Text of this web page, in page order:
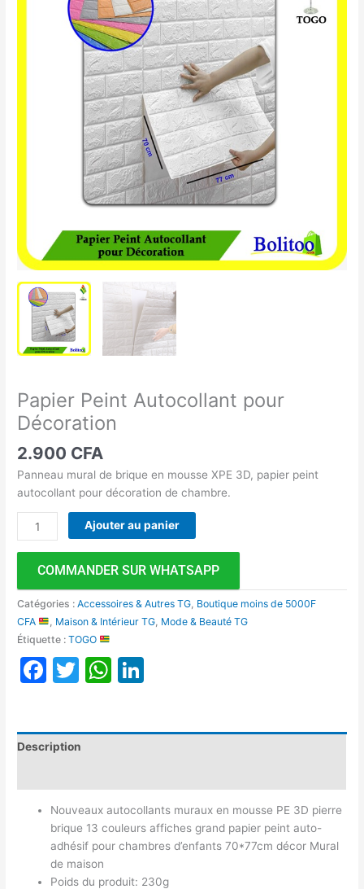
Papier Peint Autocollant pour
Décoration
2.900 CFA
Panneau mural de brique en mousse XPE 3D, papier peint
autocollant pour décoration de chambre.
Autocollant
Ajouter au panier
COMMANDER SUR WHATSAPP
Catégories :Accessoires & Autres TG, Boutique moins de 5000F
CFA
, Maison & Intérieur TG, Mode & Beauté TG
Étiquette :TOGO
Facebook
TwitterWhatsApp
Description
Nouveaux autocollants muraux en mousse PE 3D pierre
brique 13 couleurs affiches grand papier peint auto-
adhésif pour chambres d’enfants 70*77cm décor Mural
de maison
Poids du produit: 230g